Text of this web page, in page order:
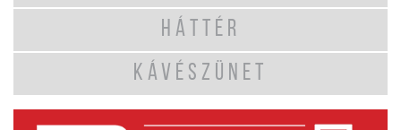
HÁTTÉR
KÁVÉSZÜNET